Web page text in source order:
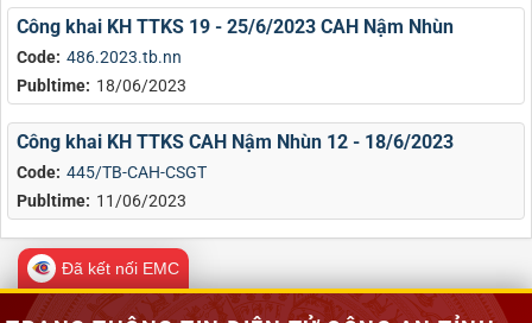
Code: 486.2023.tb.nn
Publtime: 18/06/2023
Công khai KH TTKS 19 - 25/6/2023 CAH Nậm Nhùn
Code: 445/TB-CAH-CSGT
Publtime: 11/06/2023
Công khai KH TTKS CAH Nậm Nhùn 12 - 18/6/2023
Đã kết nối EMC